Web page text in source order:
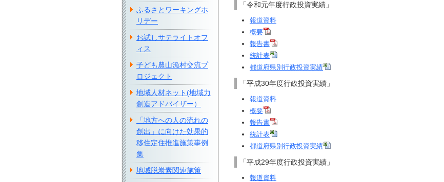
「令和元年度行政投資実績」
報道資料
概要
報告書
統計表
都道府県別行政投資実績
「平成30年度行政投資実績」
報道資料
概要
報告書
統計表
都道府県別行政投資実績
「平成29年度行政投資実績」
報道資料
ふるさとワーキングホ
リデー
お試しサテライトオフ
ィス
子ども農山漁村交流プ
ロジェクト
地域人材ネット(地域力
創造アドバイザー）
「地方への人の流れの
創出」に向けた効果的
移住定住推進施策事例
集
地域脱炭素関連施策